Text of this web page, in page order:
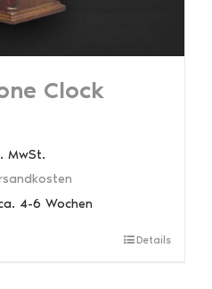
Clock
MwSt.
4-6 Wochen
Details